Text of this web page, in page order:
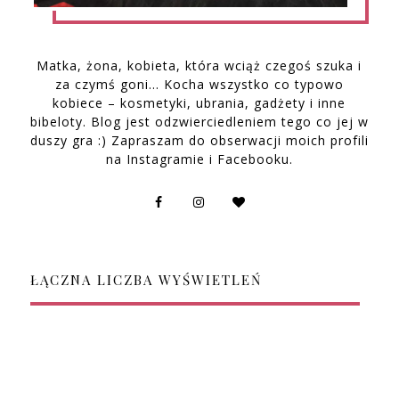
Matka, żona, kobieta, która wciąż czegoś szuka i
za czymś goni… Kocha wszystko co typowo
kobiece – kosmetyki, ubrania, gadżety i inne
bibeloty. Blog jest odzwierciedleniem tego co jej w
duszy gra :) Zapraszam do obserwacji moich profili
na Instagramie i Facebooku.
ŁĄCZNA LICZBA WYŚWIETLEŃ